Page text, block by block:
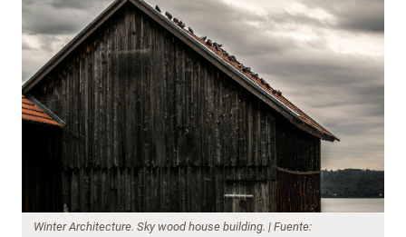
Winter Architecture. Sky wood house building. | Fuente: